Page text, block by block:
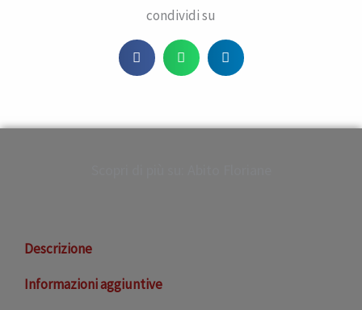
condividi su
Descrizione
Informazioni aggiuntive